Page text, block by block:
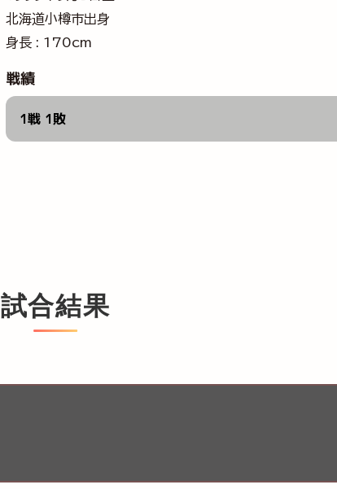
北海道小樽市出身
身長 : 170cm
戦績
1戦 1敗
試合結果